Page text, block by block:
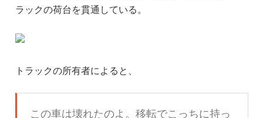
ラックの荷台を貫通している。
トラックの所有者によると、
この車は壊れたのよ。移転でこっちに持っ